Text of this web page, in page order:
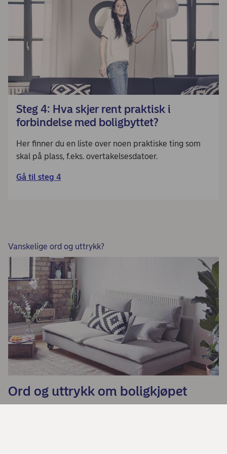
Steg 4: Hva skjer rent praktisk i
forbindelse med boligbyttet?
Her finner du en liste over noen praktiske ting som
skal på plass, f.eks. overtakelsesdatoer.
Gå til steg 4
Vanskelige ord og uttrykk?
Ord og uttrykk om boligkjøpet